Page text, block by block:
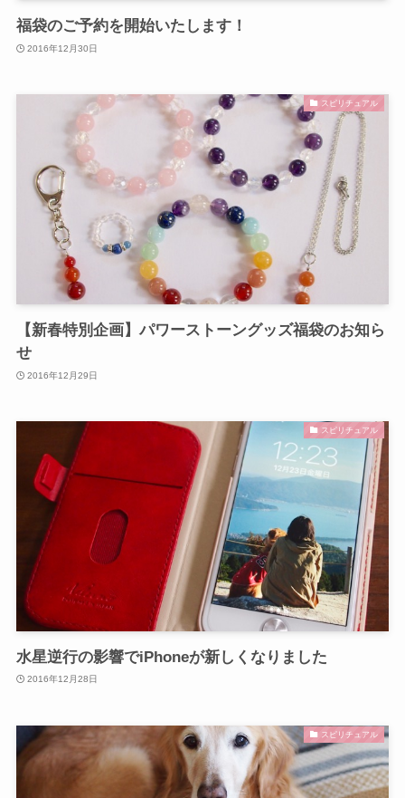
福袋のご予約を開始いたします！
2016年12月30日
スピリチュアル
【新春特別企画】パワーストーングッズ福袋のお知ら
せ
2016年12月29日
スピリチュアル
水星逆行の影響でiPhoneが新しくなりました
2016年12月28日
スピリチュアル